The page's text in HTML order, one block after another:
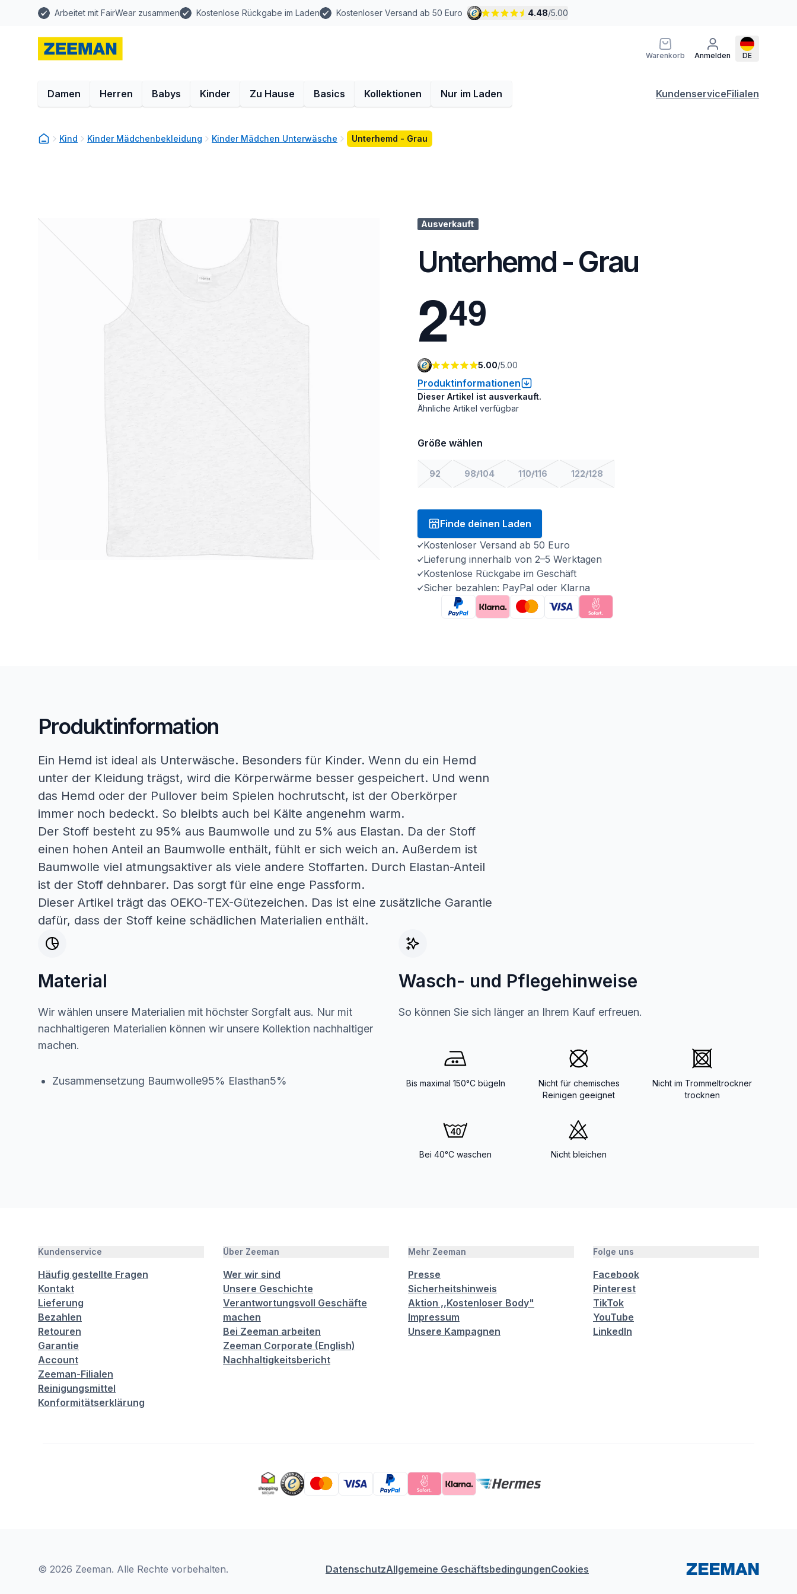
Arbeitet mit FairWear zusammen Kostenlose Rückgabe im Laden Kostenloser Versand ab 50 Euro 4.48/5.00
Warenkorb Anmelden DE
Damen Herren Babys Kinder Zu Hause Basics Kollektionen Nur im Laden KundenserviceFilialen
Kind Kinder Mädchenbekleidung Kinder Mädchen Unterwäsche Unterhemd - Grau
Ausverkauft
Unterhemd - Grau
249
5.00/5.00
Produktinformationen
Dieser Artikel ist ausverkauft.
Ähnliche Artikel verfügbar
Größe wählen
92 98/104 110/116 122/128
Finde deinen Laden
Kostenloser Versand ab 50 Euro
Lieferung innerhalb von 2–5 Werktagen
Kostenlose Rückgabe im Geschäft
Sicher bezahlen: PayPal oder Klarna
Produktinformation
Ein Hemd ist ideal als Unterwäsche. Besonders für Kinder. Wenn du ein Hemd
unter der Kleidung trägst, wird die Körperwärme besser gespeichert. Und wenn
das Hemd oder der Pullover beim Spielen hochrutscht, ist der Oberkörper
immer noch bedeckt. So bleibts auch bei Kälte angenehm warm.
Der Stoff besteht zu 95% aus Baumwolle und zu 5% aus Elastan. Da der Stoff
einen hohen Anteil an Baumwolle enthält, fühlt er sich weich an. Außerdem ist
Baumwolle viel atmungsaktiver als viele andere Stoffarten. Durch Elastan-Anteil
ist der Stoff dehnbarer. Das sorgt für eine enge Passform.
Dieser Artikel trägt das OEKO-TEX-Gütezeichen. Das ist eine zusätzliche Garantie
dafür, dass der Stoff keine schädlichen Materialien enthält.
Material
Wir wählen unsere Materialien mit höchster Sorgfalt aus. Nur mit
nachhaltigeren Materialien können wir unsere Kollektion nachhaltiger
machen.
Zusammensetzung Baumwolle95% Elasthan5%
Wasch- und Pflegehinweise
So können Sie sich länger an Ihrem Kauf erfreuen.
Bis maximal 150°C bügeln
Nicht für chemisches
Reinigen geeignet
Nicht im Trommeltrockner
trocknen
Bei 40°C waschen Nicht bleichen
Kundenservice
Häufig gestellte Fragen
Kontakt
Lieferung
Bezahlen
Retouren
Garantie
Account
Zeeman-Filialen
Reinigungsmittel
Konformitätserklärung
Über Zeeman
Wer wir sind
Unsere Geschichte
Verantwortungsvoll Geschäfte
machen
Bei Zeeman arbeiten
Zeeman Corporate (English)
Nachhaltigkeitsbericht
Mehr Zeeman
Presse
Sicherheitshinweis
Aktion ,,Kostenloser Body"
Impressum
Unsere Kampagnen
Folge uns
Facebook
Pinterest
TikTok
YouTube
LinkedIn
© 2026 Zeeman. Alle Rechte vorbehalten. DatenschutzAllgemeine GeschäftsbedingungenCookies